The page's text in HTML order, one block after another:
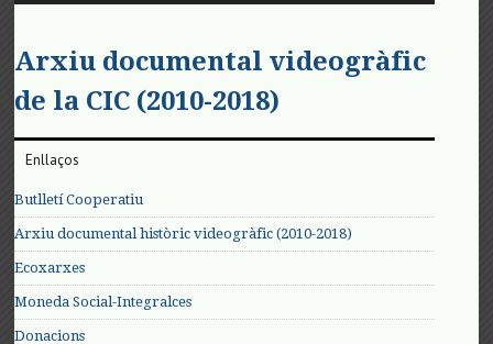
Arxiu documental videogràfic
de la CIC (2010-2018)
Enllaços
Butlletí Cooperatiu
Arxiu documental històric videogràfic (2010-2018)
Ecoxarxes
Moneda Social-Integralces
Donacions